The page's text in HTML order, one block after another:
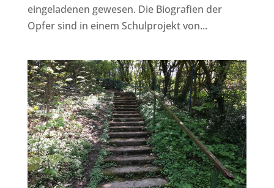
eingeladenen gewesen. Die Biografien der
Opfer sind in einem Schulprojekt von...